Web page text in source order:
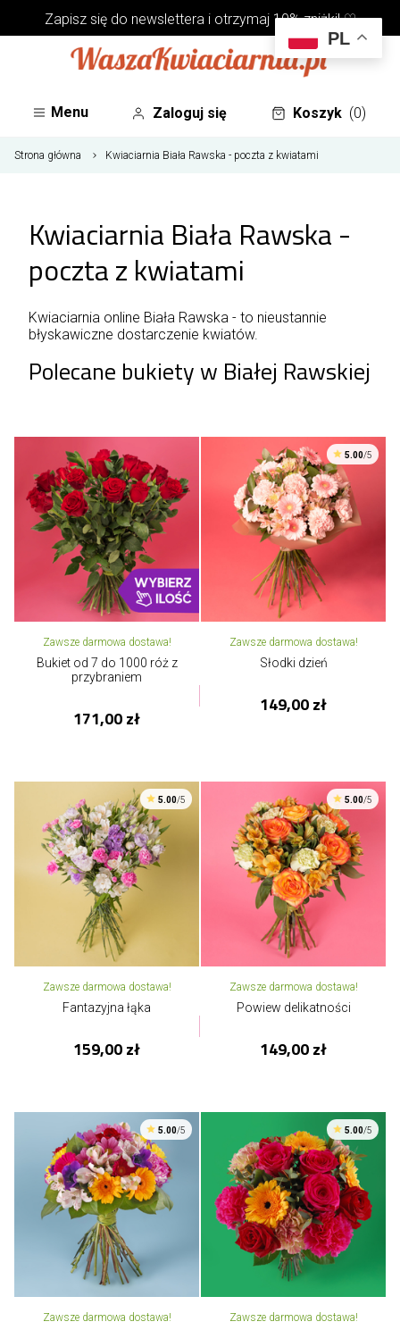
Zapisz się do newsletterai otrzymaj 10% zniżki! ♡
Menu Zaloguj się Koszyk (0)
Strona główna Kwiaciarnia Biała Rawska - poczta z kwiatami
Kwiaciarnia Biała Rawska -
poczta z kwiatami
Kwiaciarnia online Biała Rawska - to nieustannie
błyskawiczne dostarczenie kwiatów.
Polecane bukiety w Białej Rawskiej
Zawsze darmowa dostawa!
Bukiet od 7 do 1000 róż z
przybraniem
171,00 zł
5.00/5
Zawsze darmowa dostawa!
Słodki dzień
149,00 zł
5.00/5
Zawsze darmowa dostawa!
Fantazyjna łąka
159,00 zł
5.00/5
Zawsze darmowa dostawa!
Powiew delikatności
149,00 zł
5.00/5
Zawsze darmowa dostawa!
5.00/5
Zawsze darmowa dostawa!
PL